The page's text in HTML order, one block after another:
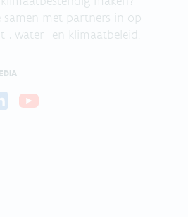
samen met partners in op
, water- en klimaatbeleid.